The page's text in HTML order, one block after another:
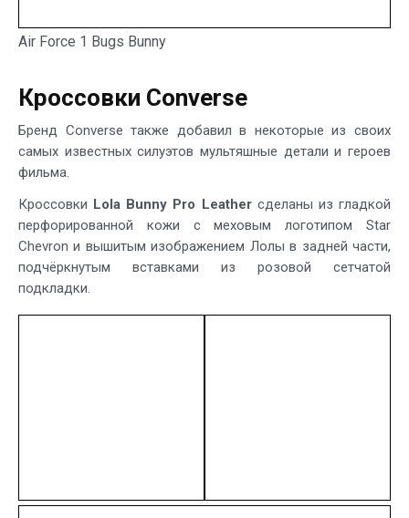
Air Force 1 Bugs Bunny
Кроссовки Converse
Бренд Converse также добавил в некоторые из своих
самых известных силуэтов мультяшные детали и героев
фильма.
Кроссовки Lola Bunny Pro Leatherсделаны из гладкой
перфорированной кожи с меховым логотипом Star
Chevron и вышитым изображением Лолы в задней части,
подчёркнутым вставками из розовой сетчатой
подкладки.